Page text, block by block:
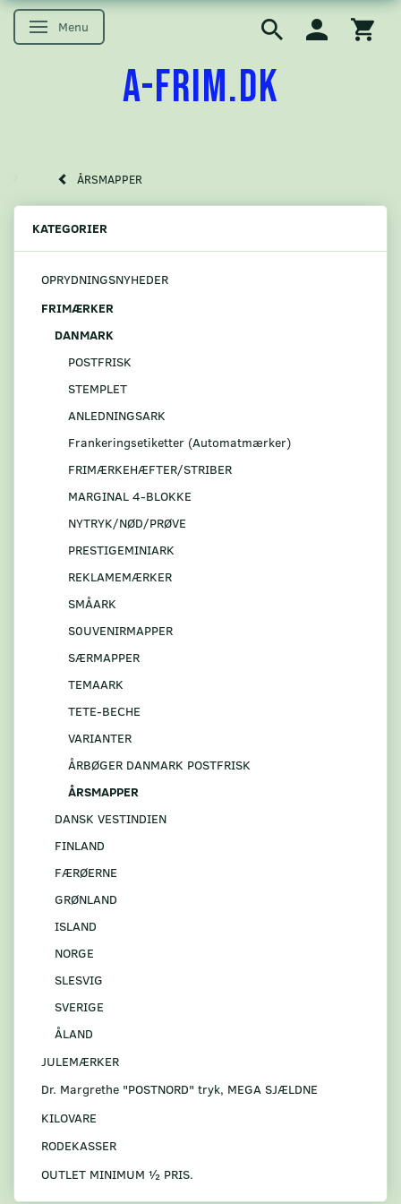
Skifte navigation
Menu
A-FRIM.DK
ÅRSMAPPER
KATEGORIER
OPRYDNINGSNYHEDER
FRIMÆRKER
DANMARK
POSTFRISK
STEMPLET
ANLEDNINGSARK
Frankeringsetiketter (Automatmærker)
FRIMÆRKEHÆFTER/STRIBER
MARGINAL 4-BLOKKE
NYTRYK/NØD/PRØVE
PRESTIGEMINIARK
REKLAMEMÆRKER
SMÅARK
S0UVENIRMAPPER
SÆRMAPPER
TEMAARK
TETE-BECHE
VARIANTER
ÅRBØGER DANMARK POSTFRISK
ÅRSMAPPER
DANSK VESTINDIEN
FINLAND
FÆRØERNE
GRØNLAND
ISLAND
NORGE
SLESVIG
SVERIGE
ÅLAND
JULEMÆRKER
Dr. Margrethe "POSTNORD" tryk, MEGA SJÆLDNE
KILOVARE
RODEKASSER
OUTLET MINIMUM ½ PRIS.